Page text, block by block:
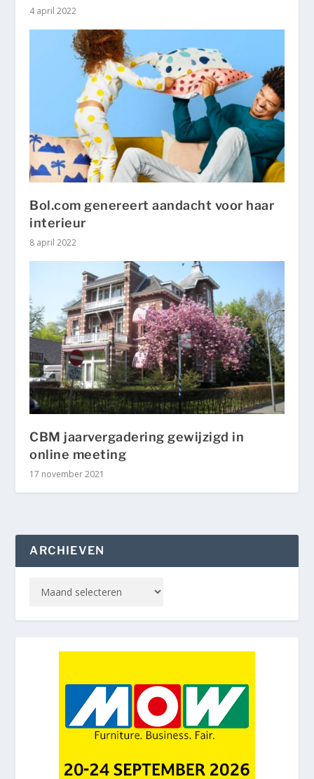
4 april 2022
Bol.com genereert aandacht voor haar
interieur
8 april 2022
CBM jaarvergadering gewijzigd in
online meeting
17 november 2021
ARCHIEVEN